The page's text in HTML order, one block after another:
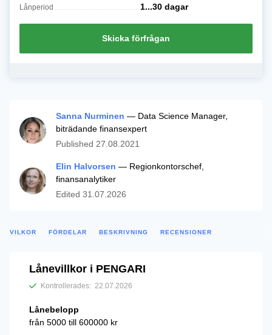
Lånperiod 1...30 dagar
Skicka förfrågan
Sanna Nurminen — Data Science Manager,
biträdande finansexpert
Published 27.08.2021
Elin Halvorsen — Regionkontorschef,
finansanalytiker
Edited 31.07.2026
VILKOR FÖRDELAR BESKRIVNING RECENSIONER
Lånevillkor i PENGARI
Kontrollerades: 22.07.2026
Lånebelopp
från 5000 till 600000 kr